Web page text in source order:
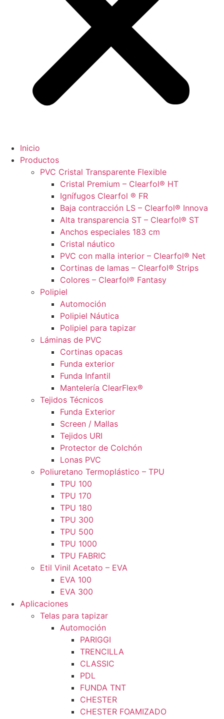
Inicio
Productos
PVC Cristal Transparente Flexible
Cristal Premium – Clearfol® HT
Ignífugos Clearfol ® FR
Baja contracción LS – Clearfol® Innova
Alta transparencia ST – Clearfol® ST
Anchos especiales 183 cm
Cristal náutico
PVC con malla interior – Clearfol® Net
Cortinas de lamas – Clearfol® Strips
Colores – Clearfol® Fantasy
Polipiel
Automoción
Polipiel Náutica
Polipiel para tapizar
Láminas de PVC
Cortinas opacas
Funda exterior
Funda Infantil
Mantelería ClearFlex®
Tejidos Técnicos
Funda Exterior
Screen / Mallas
Tejidos URI
Protector de Colchón
Lonas PVC
Poliuretano Termoplástico – TPU
TPU 100
TPU 170
TPU 180
TPU 300
TPU 500
TPU 1000
TPU FABRIC
Etil Vinil Acetato – EVA
EVA 100
EVA 300
Aplicaciones
Telas para tapizar
Automoción
PARIGGI
TRENCILLA
CLASSIC
PDL
FUNDA TNT
CHESTER
CHESTER FOAMIZADO